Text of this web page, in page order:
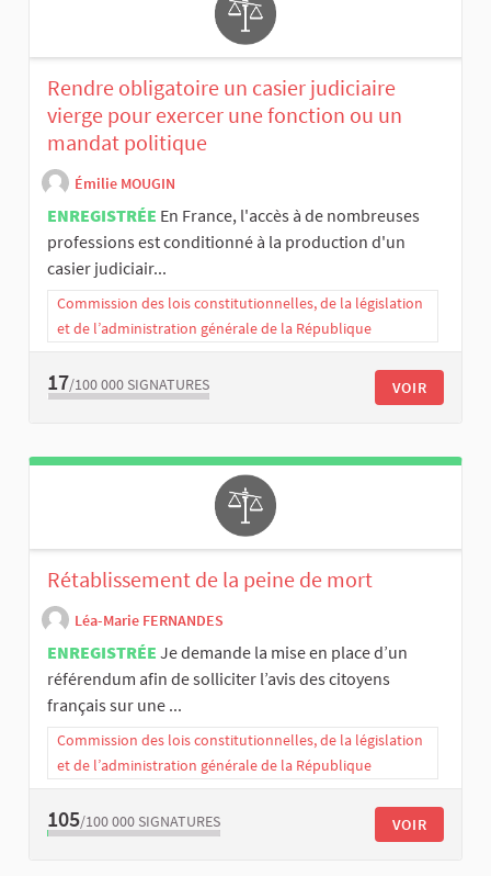
Rendre obligatoire un casier judiciaire
vierge pour exercer une fonction ou un
mandat politique
Émilie MOUGIN
ENREGISTRÉE En France, l'accès à de nombreuses
professions est conditionné à la production d'un
casier judiciair...
Commission des lois constitutionnelles, de la législation
et de l’administration générale de la République
17/100 000 SIGNATURES VOIR
Rétablissement de la peine de mort
Léa-Marie FERNANDES
ENREGISTRÉE Je demande la mise en place d’un
référendum afin de solliciter l’avis des citoyens
français sur une ...
Commission des lois constitutionnelles, de la législation
et de l’administration générale de la République
105/100 000 SIGNATURES VOIR